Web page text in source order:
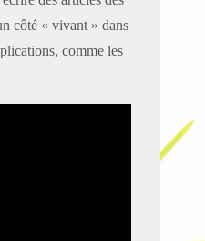
côté « vivant » dans
comme les